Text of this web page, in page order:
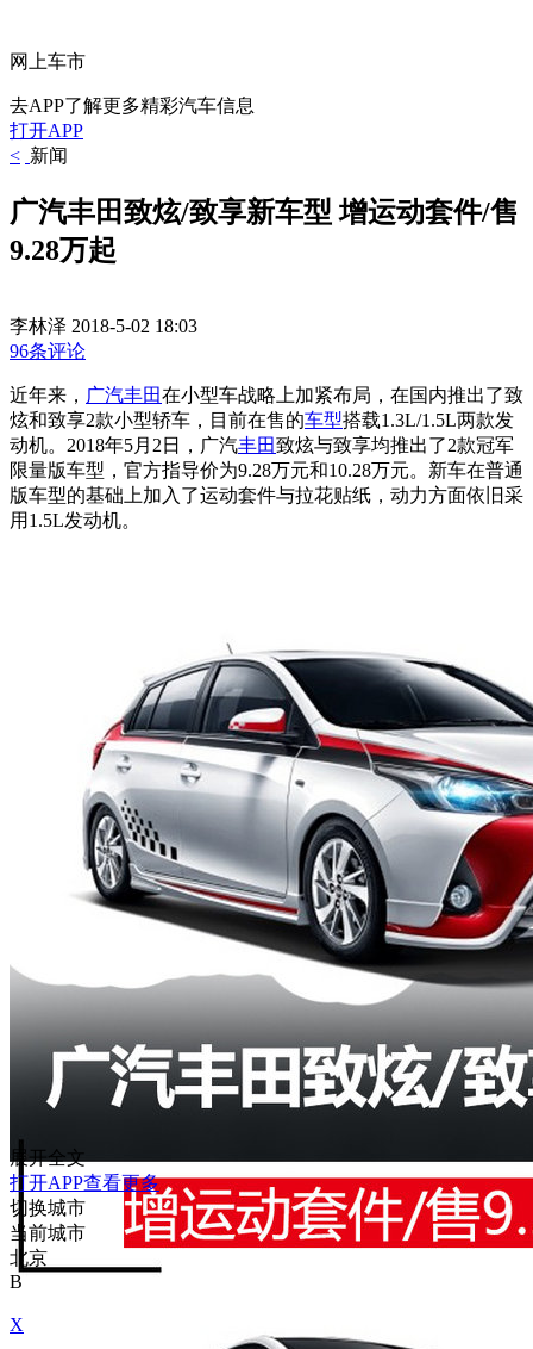
网上车市
去APP了解更多精彩汽车信息
打开APP
< 新闻
广汽丰田致炫/致享新车型 增运动套件/售
9.28万起
李林泽 2018-5-02 18:03
96条评论
近年来， 广汽丰田在小型车战略上加紧布局，在国内推出了致
炫和致享2款小型轿车，目前在售的车型搭载1.3L/1.5L两款发
动机。2018年5月2日，广汽丰田致炫与致享均推出了2款冠军
限量版车型，官方指导价为9.28万元和10.28万元。新车在普通
版车型的基础上加入了运动套件与拉花贴纸，动力方面依旧采
用1.5L发动机。
展开全文
打开APP查看更多
切换城市
当前城市
北京
B
X